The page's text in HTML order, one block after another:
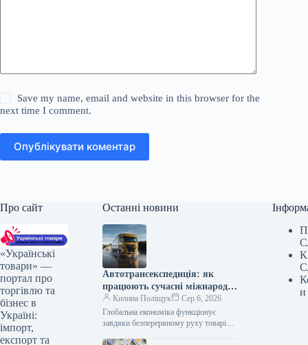
Save my name, email and website in this browser for the
next time I comment.
Опублікувати коментар
Про сайт
«Українські
товари» —
портал про
торгівлю та
бізнес в
Україні:
імпорт,
експорт та
Останні новини
Автотрансекспедиція: як
працюють сучасні міжнародні
автомобільні перевезення
вантажів
Килина Поліщук
Сер 6, 2026
Глобальна економіка функціонує
завдяки безперервному руху товарів
и